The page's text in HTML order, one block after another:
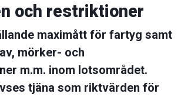
och restriktioner
maximått för fartyg samt
mörker- och
m.m. inom lotsområdet.
tjäna som riktvärden för